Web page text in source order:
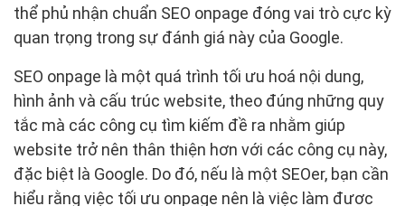
thể phủ nhận chuẩn SEO onpage đóng vai trò cực kỳ
quan trọng trong sự đánh giá này của Google.
SEO onpage là một quá trình tối ưu hoá nội dung,
hình ảnh và cấu trúc website, theo đúng những quy
tắc mà các công cụ tìm kiếm đề ra nhằm giúp
website trở nên thân thiện hơn với các công cụ này,
đặc biệt là Google. Do đó, nếu là một SEOer, bạn cần
hiểu rằng việc tối ưu onpage nên là việc làm được